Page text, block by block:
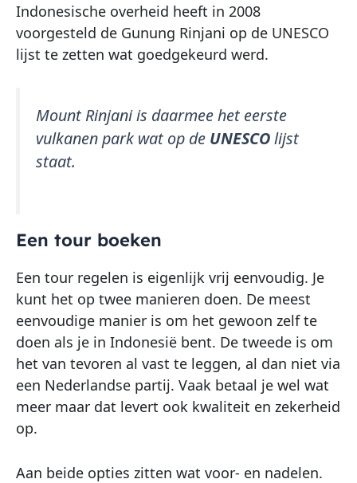
Indonesische overheid heeft in 2008
voorgesteld de Gunung Rinjani op de UNESCO
lijst te zetten wat goedgekeurd werd.
Mount Rinjani is daarmee het eerste
vulkanen park wat op de UNESCOlijst
staat.
Een tour boeken
Een tour regelen is eigenlijk vrij eenvoudig. Je
kunt het op twee manieren doen. De meest
eenvoudige manier is om het gewoon zelf te
doen als je in Indonesië bent. De tweede is om
het van tevoren al vast te leggen, al dan niet via
een Nederlandse partij. Vaak betaal je wel wat
meer maar dat levert ook kwaliteit en zekerheid
op.
Aan beide opties zitten wat voor- en nadelen.